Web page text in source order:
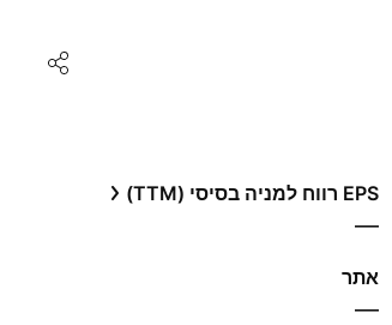
EPS רווח למניה בסיסי (TTM)
—
אתר‏
—